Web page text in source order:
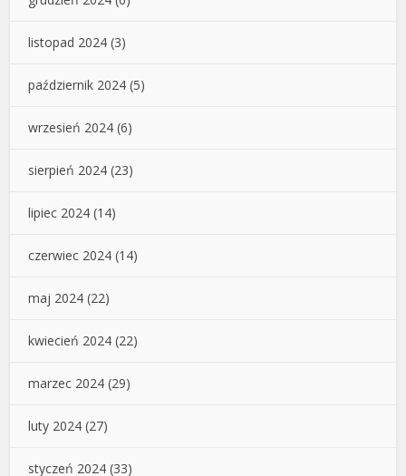
listopad 2024 (3)
październik 2024 (5)
wrzesień 2024 (6)
sierpień 2024 (23)
lipiec 2024 (14)
czerwiec 2024 (14)
maj 2024 (22)
kwiecień 2024 (22)
marzec 2024 (29)
luty 2024 (27)
styczeń 2024 (33)